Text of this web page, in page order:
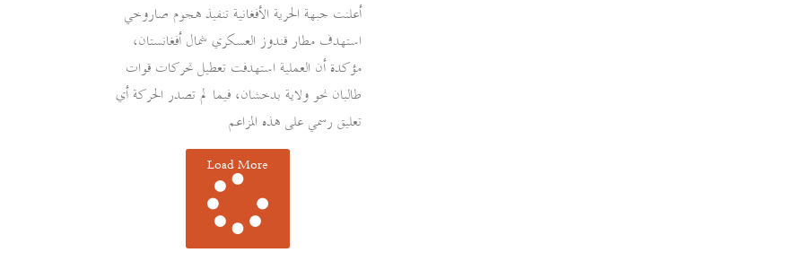
أعلنت جبهة الحرية الأفغانية تنفيذ هجوم صاروخي
استهدف مطار قندوز العسكري شمال أفغانستان،
مؤكدة أن العملية استهدفت تعطيل تحركات قوات
طالبان نحو ولاية بدخشان، فيما لم تصدر الحركة أي
تعليق رسمي على هذه المزاعم
Load More